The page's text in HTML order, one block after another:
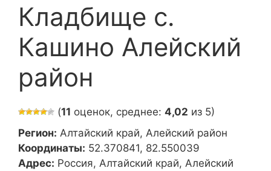
Кладбище с.
Кашино Алейский
район
(11 оценок, среднее: 4,02 из 5)
Регион: Алтайский край, Алейский район
Координаты: 52.370841, 82.550039
Адрес: Россия, Алтайский край, Алейский